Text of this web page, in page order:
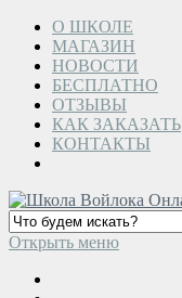
О ШКОЛЕ
МАГАЗИН
НОВОСТИ
БЕСПЛАТНО
ОТЗЫВЫ
КАК ЗАКАЗАТЬ
КОНТАКТЫ
Открыть меню